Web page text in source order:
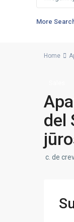
More
Home
del
c. de